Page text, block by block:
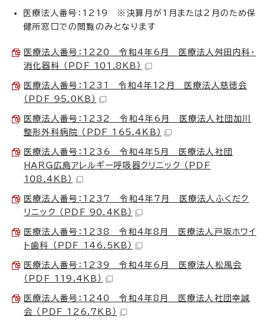
医療法人番号：1219 ※決算月が1月または2月のため保
健所窓口での閲覧のみとなります
医療法人番号：1220 令和4年6月 医療法人舛田内科・
消化器科 （PDF 101.8KB）
医療法人番号：1231 令和4年12月 医療法人慈徳会
（PDF 95.0KB）
医療法人番号：1232 令和4年6月 医療法人社団加川
整形外科病院 （PDF 165.4KB）
医療法人番号：1236 令和4年5月 医療法人社団
HARG広島アレルギー呼吸器クリニック （PDF
108.4KB）
医療法人番号：1237 令和4年7月 医療法人ふくだク
リニック （PDF 90.4KB）
医療法人番号：1238 令和4年8月 医療法人戸坂ホワイ
ト歯科 （PDF 146.5KB）
医療法人番号：1239 令和4年6月 医療法人松風会
（PDF 119.4KB）
医療法人番号：1240 令和4年8月 医療法人社団幸誠
会 （PDF 126.7KB）